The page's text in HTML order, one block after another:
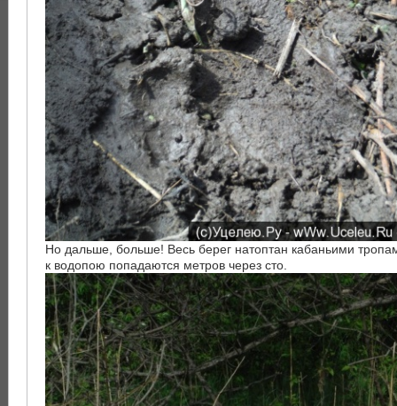
Но дальше, больше! Весь берег натоптан кабаньими
к водопою попадаются метров через сто.